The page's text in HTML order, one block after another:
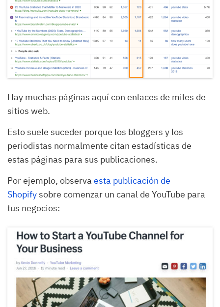
Hay muchas páginas aquí con enlaces de miles de
sitios web.
Esto suele suceder porque los bloggers y los
periodistas normalmente citan estadísticas de
estas páginas para sus publicaciones.
Por ejemplo, observa esta publicación de
Shopifysobre comenzar un canal de YouTube para
tus negocios: